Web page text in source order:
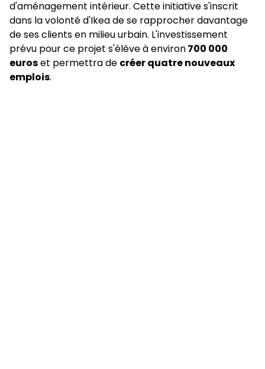
d'aménagement intérieur. Cette initiative s'inscrit
dans la volonté d'Ikea de se rapprocher davantage
de ses clients en milieu urbain. L'investissement
prévu pour ce projet s'élève à environ700 000
euroset permettra de créer quatre nouveaux
emplois.